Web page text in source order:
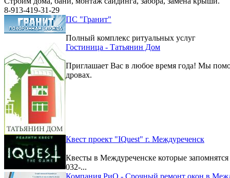
8-913-419-31-29
ПС "Гранит"
Полный комплекс ритуальных услуг
Гостиница - Татьянин Дом
Приглашает Вас в любое время года! Мы
дровах.
Квест проект "IQuest" г. Междуреченск
Квесты в Междуреченске которые
032-...